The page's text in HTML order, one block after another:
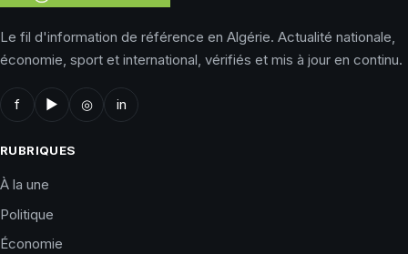
Le fil d'information de référence en Algérie. Actualité nationale,
économie, sport et international, vérifiés et mis à jour en continu.
f ▶ ◎ in
RUBRIQUES
À la une
Politique
Économie